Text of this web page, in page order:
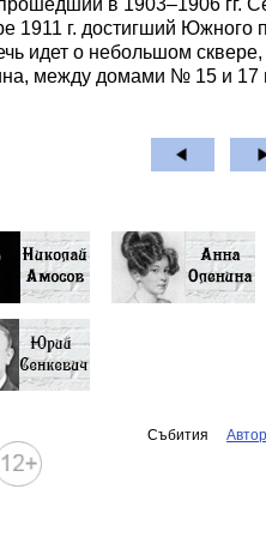
в 1903–1906 гг.
1911 г. достигший Южного
идет о небольшом
между домами № 15 и 17
Събития